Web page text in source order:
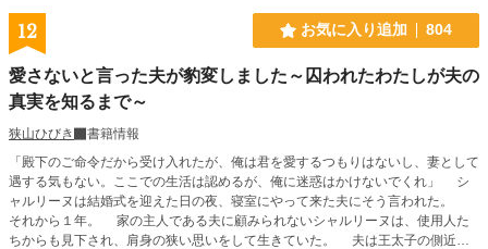
12 お気に入り追加 804
愛さないと言った夫が豹変しました～囚われたわたしが夫の
真実を知るまで～
狭山ひびき
書籍情報
「殿下のご命令だから受け入れたが、俺は君を愛するつもりはないし、妻として
遇する気もない。ここでの生活は認めるが、俺に迷惑はかけないでくれ」 シ
ャルリーヌは結婚式を迎えた日の夜、寝室にやって来た夫にそう言われた。
それから１年。 家の主人である夫に顧みられないシャルリーヌは、使用人た
ちからも見下され、肩身の狭い思いをして生きていた。 夫は王太子の側近で